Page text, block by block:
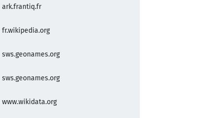
ark.frantiq.fr
fr.wikipedia.org
sws.geonames.org
sws.geonames.org
www.wikidata.org